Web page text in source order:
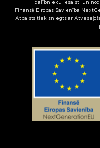
dalībnieku iesaisti un
Finansē Eiropas Savienība
Atbalsts tiek sniegts ar